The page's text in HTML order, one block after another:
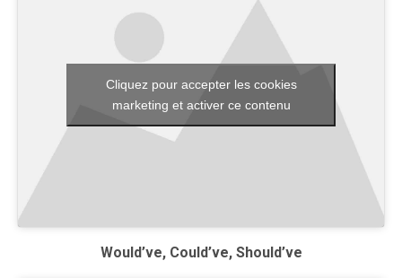
Cliquez pour accepter les cookies
marketing et activer ce contenu
Would’ve, Could’ve, Should’ve